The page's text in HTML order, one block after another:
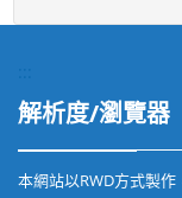
解析度/瀏覽器
本網站以RWD方式製